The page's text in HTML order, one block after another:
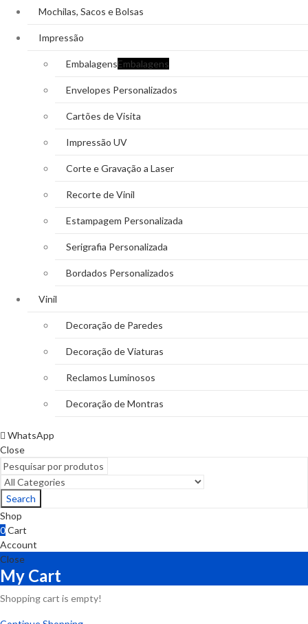
Mochilas, Sacos e Bolsas
Impressão
EmbalagensEmbalagens
Envelopes Personalizados
Cartões de Visita
Impressão UV
Corte e Gravação a Laser
Recorte de Vinil
Estampagem Personalizada
Serigrafia Personalizada
Bordados Personalizados
Vinil
Decoração de Paredes
Decoração de Viaturas
Reclamos Luminosos
Decoração de Montras
WhatsApp
Close
Search
Shop
0Cart
Account
Close
My Cart
Shopping cart is empty!